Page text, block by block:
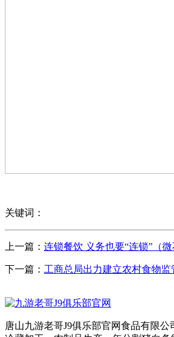
关键词：
上一篇： 连锁餐饮 义务也要“连锁”（微
下一篇： 工商总局出力建立农村食物监
唐山九游老哥J9俱乐部官网食品有限公